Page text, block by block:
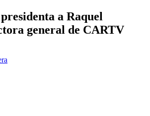
a Raquel
general de CARTV